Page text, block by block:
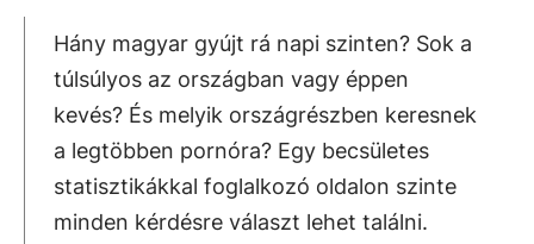
Hány magyar gyújt rá napi szinten? Sok a
túlsúlyos az országban vagy éppen
kevés? És melyik országrészben keresnek
a legtöbben pornóra? Egy becsületes
statisztikákkal foglalkozó oldalon szinte
minden kérdésre választ lehet találni.